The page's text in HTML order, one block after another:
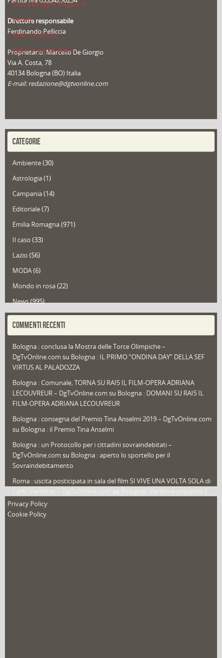
That's Bologna Magazine
Veneto
Video (archivio)
Video in primo piano
Direttore responsabile
Ferdinando Pelliccia
Proprietario: Marcello De Giorgio
Via A. Costa, 78
40134 Bologna (BO) Italia
E-mail: redazione@dgtvonline.com
CATEGORIE
Ambiente(30)
Astrologia(1)
Campania(14)
Editoriale(7)
Emilia Romagna(971)
Il caso (33)
Lazio (56)
MODA(6)
Mondo in rosa(22)
News(995)
Portfolio(1)
Redazioni(1.052)
Speciali (22)
Sport
That's Bologna Magazine(25)
Video (archivio) (263)
COMMENTI RECENTI
Bologna : conclusa la Mostra delle Torce Olimpiche –
DgTvOnline.com su Bologna : IL PRIMO “ONDINA DAY” DELLA SEF
VIRTUS AL PALADOZZA
Bologna : Comunale, TORNA SU RAI5 IL FILM-OPERA ADRIANA
LECOUVREUR – DgTvOnline.com su Bologna : DOMANI SU RAI5 IL
FILM-OPERA ADRIANA LECOUVREUR
Bologna : consegna del Premio Tina Anselmi 2019 – DgTvOnline.com
su Bologna : il Premio Tina Anselmi
Bologna : un Protocollo per i cittadini sovraindebitati –
DgTvOnline.com su Bologna : aperto lo sportello per il
Sovraindebitamento
Roma : uscita posticipata in sala del film SI VIVE UNA VOLTA SOLA di
su
nuovo film
Privacy Policy
Cookie Policy